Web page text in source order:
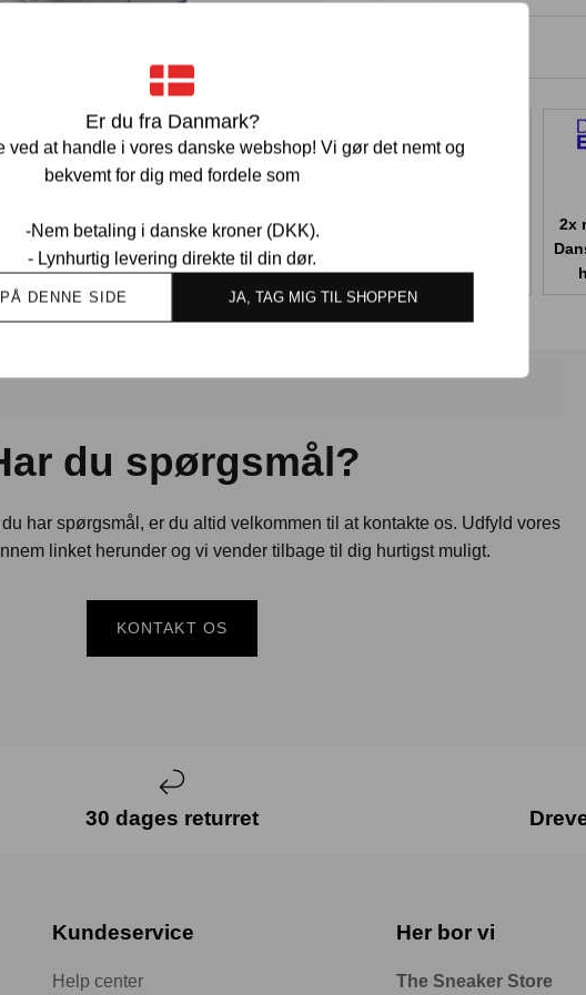
Er du fra Danmark?
ved at handle i vores danske webshop! Vi gør det nemt og
bekvemt for dig med fordele som
-Nem betaling i danske kroner (DKK).
- Lynhurtig levering direkte til din dør.
DENNE SIDE JA, TAG MIG TIL SHOPPEN
kunder i Danmark
2x
du spørgsmål?
har spørgsmål, er du altid velkommen til at kontakte os. Udfyld vores
linket herunder og vi vender tilbage til dig hurtigst muligt.
KONTAKT OS
30 dages returret
Kundeservice
Help center
Her bor vi
The Sneaker Store